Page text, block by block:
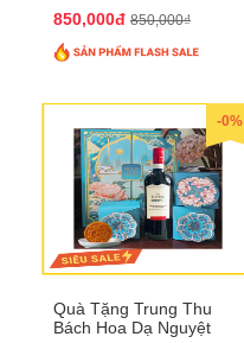
850,000đ 850,000₫
-0%
Quà Tặng Trung Thu
Bách Hoa Dạ Nguyệt